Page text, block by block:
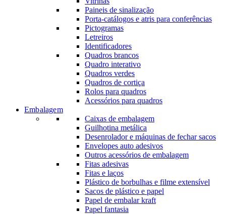
Paineis de sinalização
Porta-catálogos e atris para conferências
Pictogramas
Letreiros
Identificadores
Quadros brancos
Quadro interativo
Quadros verdes
Quadros de cortiça
Rolos para quadros
Acessórios para quadros
Embalagem
Caixas de embalagem
Guilhotina metálica
Desenrolador e máquinas de fechar sacos
Envelopes auto adesivos
Outros acessórios de embalagem
Fitas adesivas
Fitas e laços
Plástico de borbulhas e filme extensível
Sacos de plástico e papel
Papel de embalar kraft
Papel fantasia